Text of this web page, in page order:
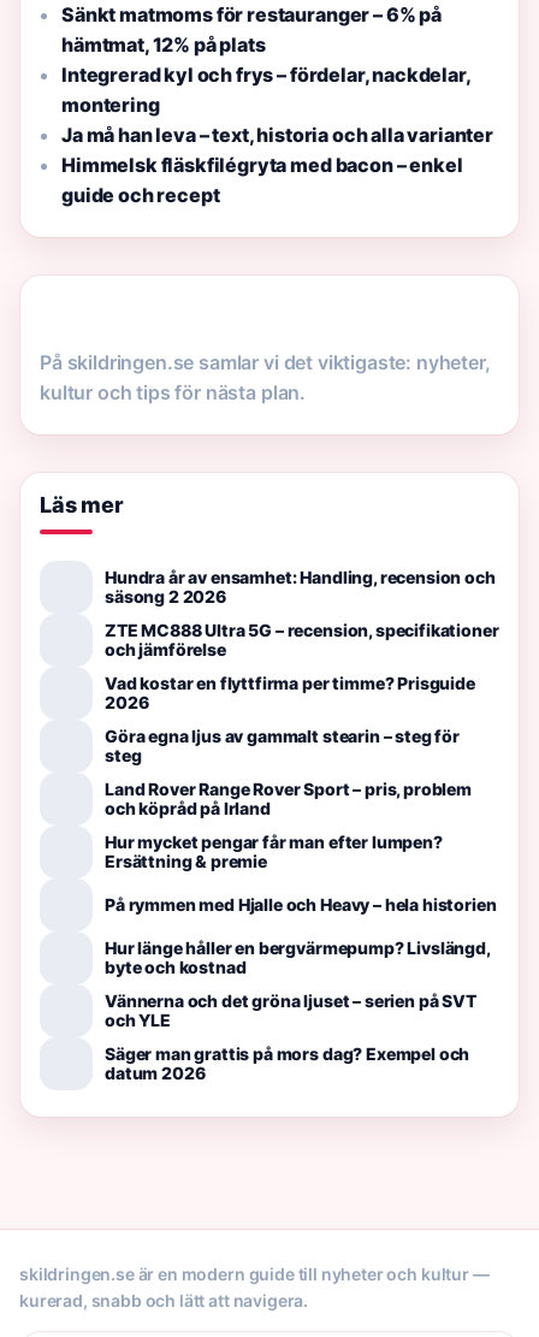
Sänkt matmoms för restauranger – 6% på
hämtmat, 12% på plats
Integrerad kyl och frys – fördelar, nackdelar,
montering
Ja må han leva – text, historia och alla varianter
Himmelsk fläskfilégryta med bacon – enkel
guide och recept
På skildringen.se samlar vi det viktigaste: nyheter,
kultur och tips för nästa plan.
Läs mer
Hundra år av ensamhet: Handling, recension och
säsong 2 2026
ZTE MC888 Ultra 5G – recension, specifikationer
och jämförelse
Vad kostar en flyttfirma per timme? Prisguide
2026
Göra egna ljus av gammalt stearin – steg för
steg
Land Rover Range Rover Sport – pris, problem
och köpråd på Irland
Hur mycket pengar får man efter lumpen?
Ersättning & premie
På rymmen med Hjalle och Heavy – hela historien
Hur länge håller en bergvärmepump? Livslängd,
byte och kostnad
Vännerna och det gröna ljuset – serien på SVT
och YLE
Säger man grattis på mors dag? Exempel och
datum 2026
skildringen.se är en modern guide till nyheter och kultur —
kurerad, snabb och lätt att navigera.